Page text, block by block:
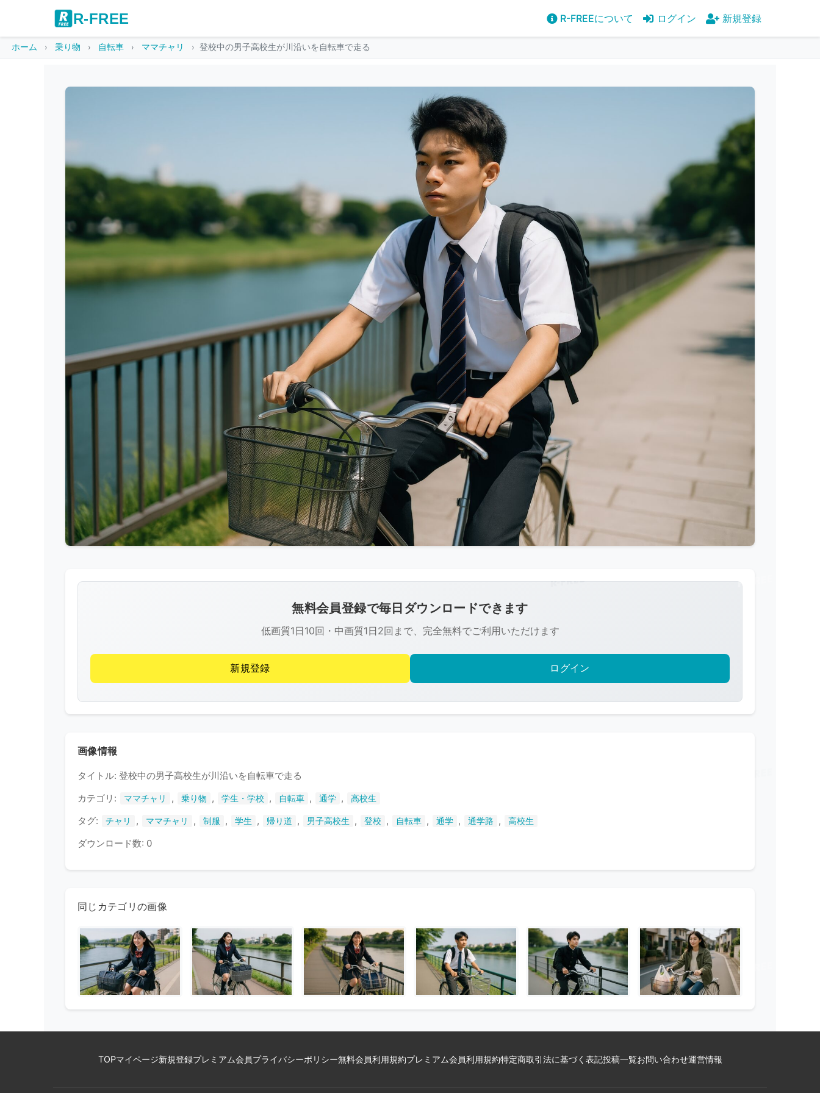
R-FREE R-FREEについて ログイン 新規登録
ホーム 乗り物 自転車 ママチャリ 登校中の男子高校生が川沿いを自転車で走る
像
R-
FREE
著
作
権
て
無料会員登録で毎日ダウンロードできます
低画質1日10回・中画質1日2回まで、完全無料でご利用いただけます
新規登録 ログイン
画像情報
タイトル: 登校中の男子高校生が川沿いを自転車で走る
カテゴリ:
ママチャリ , 乗り物 , 学生・学校 , 自転車 , 通学 , 高校生
タグ: チャリ , ママチャリ , 制服 , 学生 , 帰り道 , 男子高校生 , 登校 , 自転車 , 通学 , 通学路 , 高校生
ダウンロード数: 0
同じカテゴリの画像
TOPマイページ新規登録プレミアム会員プライバシーポリシー無料会員利用規約プレミアム会員利用規約特定商取引法に基づく表記投稿一覧お問い合わせ運営情報